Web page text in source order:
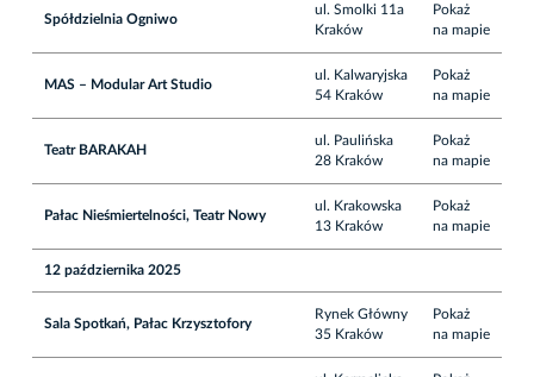
Spółdzielnia Ogniwo
ul. Smolki 11a
Kraków
Pokaż
na mapie
MAS – Modular Art Studio
ul. Kalwaryjska
54 Kraków
Pokaż
na mapie
Teatr BARAKAH
ul. Paulińska
28 Kraków
Pokaż
na mapie
Pałac Nieśmiertelności, Teatr Nowy
ul. Krakowska
13 Kraków
Pokaż
na mapie
12 października 2025
Sala Spotkań, Pałac Krzysztofory
Rynek Główny
35 Kraków
Pokaż
na mapie